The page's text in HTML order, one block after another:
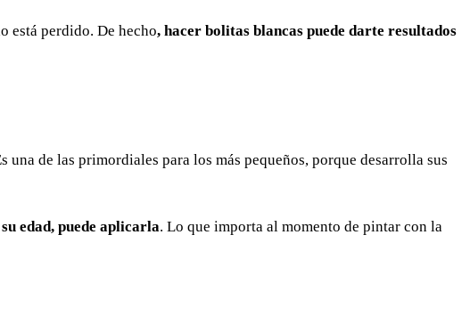
está perdido. De hecho, hacer bolitas blancas puede darte resultados
una de las primordiales para los más pequeños, porque desarrolla sus
edad, puede aplicarla. Lo que importa al momento de pintar con la